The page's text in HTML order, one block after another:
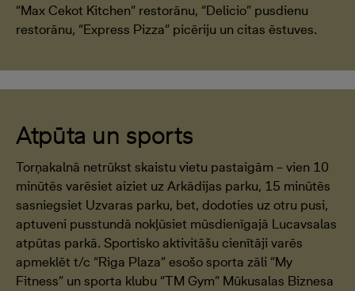
“Max Cekot Kitchen” restorānu, “Delicio” pusdienu
restorānu, “Express Pizza” picēriju un citas ēstuves.
Atpūta un sports
Torņakalnā netrūkst skaistu vietu pastaigām – vien 10
minūtēs varēsiet aiziet uz Arkādijas parku, 15 minūtēs
sasniegsiet Uzvaras parku, bet, dodoties uz otru pusi,
aptuveni pusstundā nokļūsiet mūsdienīgajā Lucavsalas
atpūtas parkā. Sportisko aktivitāšu cienītāji varēs
apmeklēt t/c “Riga Plaza” esošo sporta zāli “My
Fitness” un sporta klubu “TM Gym” Mūkusalas Biznesa